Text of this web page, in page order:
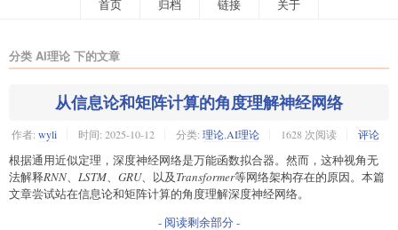
首页 归档 链接 关于
分类 AI理论 下的文章
从信息论和矩阵计算的角度理解神经网络
作者: wyli 时间: 2025-10-12 分类: 理论 AI理论 1628 次阅读 评论
根据通用近似定理，深度神经网络是万能函数拟合器。然而，这种视角无
法解释RNN、 LSTM、 GRU、以及Transformer等网络架构存在的原因。本篇
文章尝试站在信息论和矩阵计算的角度理解深度神经网络。
- 阅读剩余部分 -